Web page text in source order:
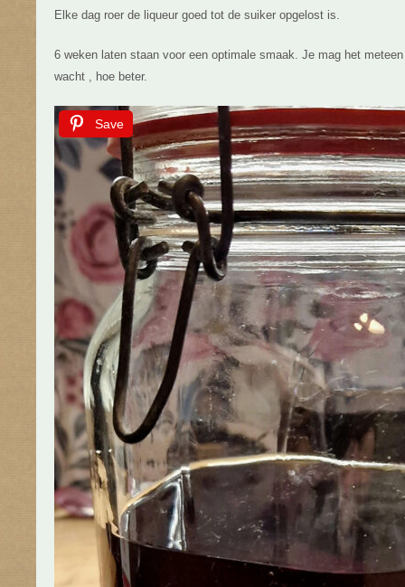
Elke dag roer de liqueur goed tot de suiker opgelost is.
6 weken laten staan voor een optimale smaak. Je mag het
wacht , hoe beter.
Save